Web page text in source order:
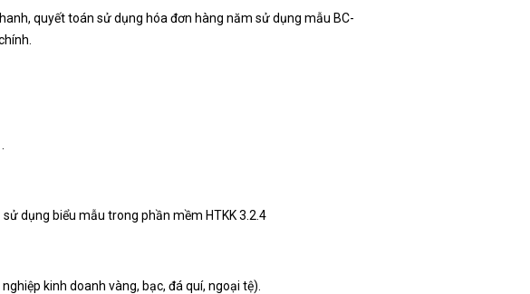
quyết toán sử dụng hóa đơn hàng năm sử dụng mẫu BC-
dụng biểu mẫu trong phần mềm HTKK 3.2.4
kinh doanh vàng, bạc, đá quí, ngoại tệ).